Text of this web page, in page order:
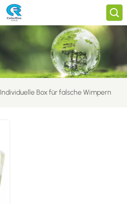
Individuelle Box für falsche Wimpern